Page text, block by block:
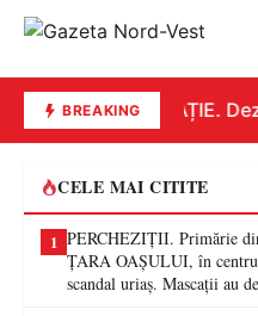
BREAKINGEDUCAȚIE.
CELE MAI CITITE
1 PERCHEZIȚII. Primărie
ȚARA OAȘULUI, în
scandal uriaș. Mascații au